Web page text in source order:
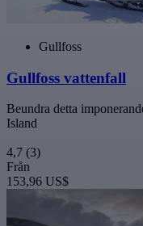
Gullfoss
Gullfoss vattenfall
Beundra detta
Island
4,7 (3)
Från
153,96 US$